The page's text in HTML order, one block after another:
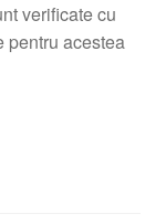
verificate cu
pentru acestea